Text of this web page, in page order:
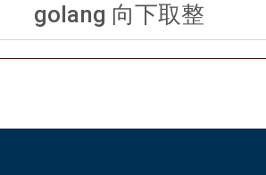
golang 向下取整